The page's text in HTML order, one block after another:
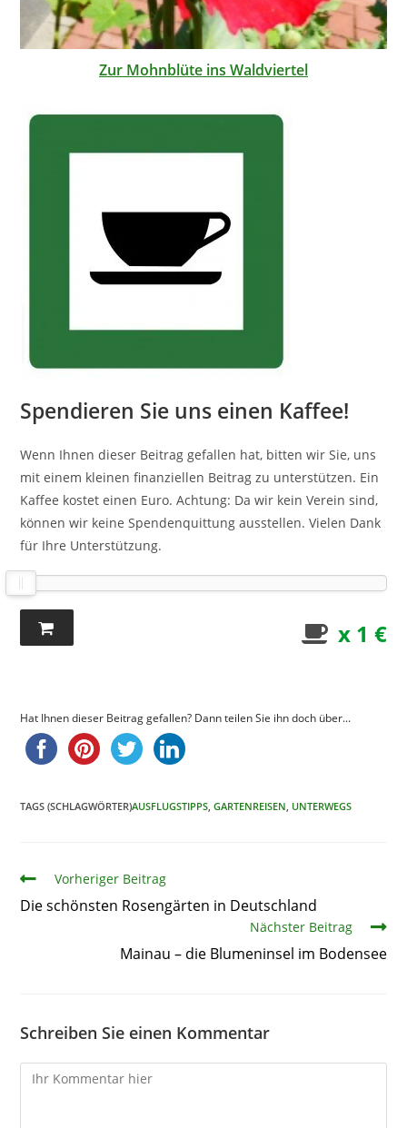
Zur Mohnblüte ins Waldviertel
Spendieren Sie uns einen Kaffee!
Wenn Ihnen dieser Beitrag gefallen hat, bitten wir Sie, uns
mit einem kleinen finanziellen Beitrag zu unterstützen. Ein
Kaffee kostet einen Euro. Achtung: Da wir kein Verein sind,
können wir keine Spendenquittung ausstellen. Vielen Dank
für Ihre Unterstützung.
x 1 €
Hat Ihnen dieser Beitrag gefallen? Dann teilen Sie ihn doch über...
TAGS (SCHLAGWÖRTER)AUSFLUGSTIPPS, GARTENREISEN, UNTERWEGS
ArtikelVorheriger Beitrag
Die schönsten Rosengärten in Deutschland
Nächster Beitrag
Mainau – die Blumeninsel im Bodensee
Schreiben Sie einen Kommentar
Kommentare